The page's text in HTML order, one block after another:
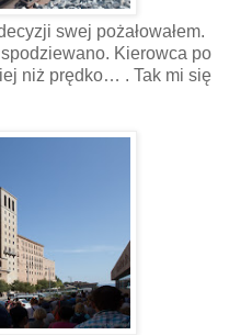
swej pożałowałem.
Kierowca po
niż prędko… . Tak mi się